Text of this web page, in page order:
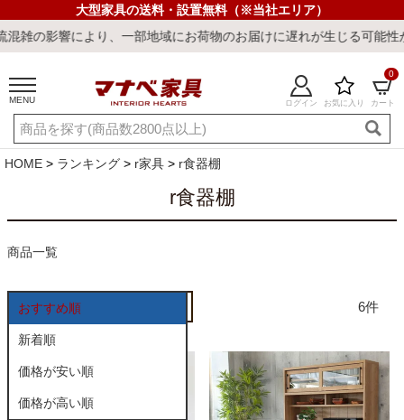
大型家具の送料・設置無料（※当社エリア）
影響により、一部地域にお荷物のお届けに遅れが生じる可能性がご
MENU ログイン お気に入り カート
0
ご利用ガイド 新規会員登録
店舗一覧 閲覧履歴
キーワード・商品番号で探す
最短発送 冷感ラグ ワークデスク ウィルトンラ
HOME ランキング r家具 r食器棚
r食器棚
商品一覧
おすすめ順
新着順
価格が安い順
価格が高い順
6